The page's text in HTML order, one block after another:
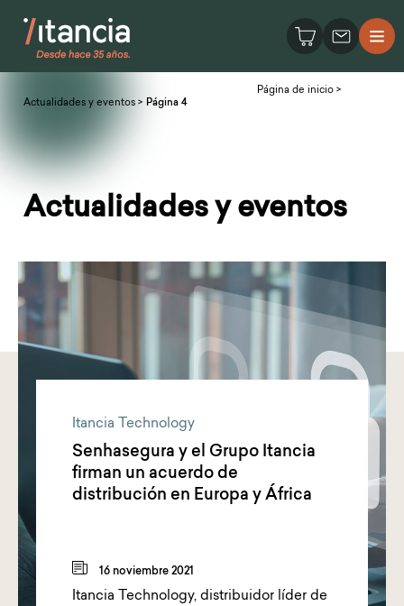
Página de inicio >
Actualidades y eventos > Página 4
Actualidades y eventos
Itancia Technology
Senhasegura y el Grupo Itancia
firman un acuerdo de
distribución en Europa y África
16 noviembre 2021
Itancia Technology, distribuidor líder de